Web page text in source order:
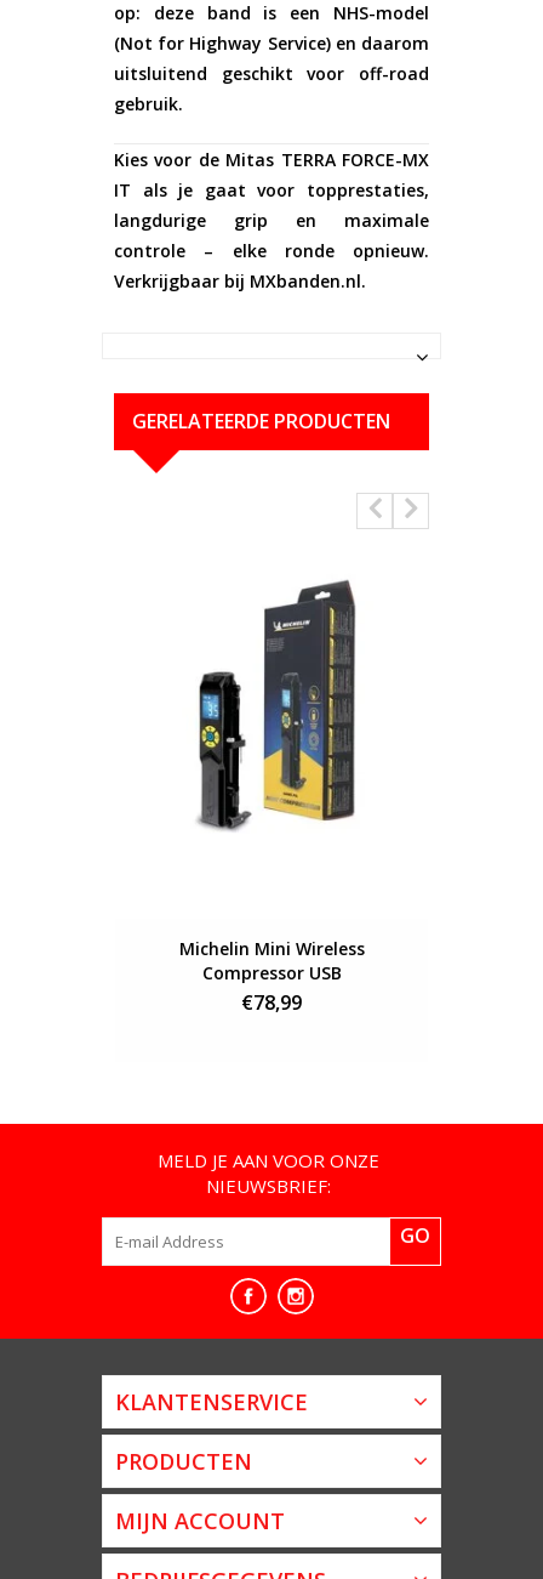
op: deze band is een NHS-model
(Not for Highway Service)en daarom
uitsluitend geschikt voor off-road
gebruik.
Kies voor de Mitas TERRA FORCE-MX
IT als je gaat voor topprestaties,
langdurige grip en maximale
controle – elke ronde opnieuw.
Verkrijgbaar bij MXbanden.nl.
GERELATEERDE PRODUCTEN
Michelin Mini Wireless
Compressor USB
€78,99
MELD JE AAN VOOR ONZE
NIEUWSBRIEF:
GO
KLANTENSERVICE
PRODUCTEN
MIJN ACCOUNT